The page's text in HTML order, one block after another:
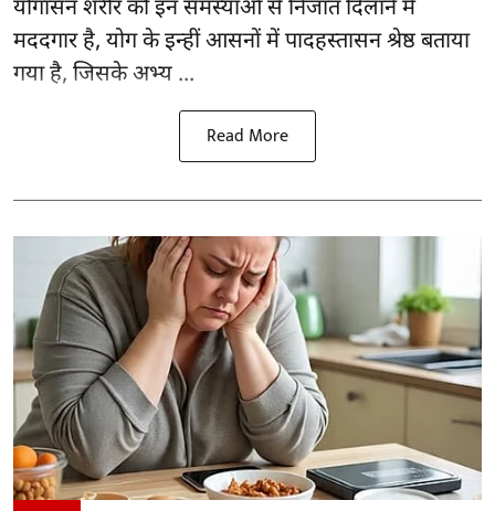
योगासनशरीर को इन समस्याओं से निजात दिलाने में
मददगार है, योग के इन्हीं आसनों में पादहस्तासन श्रेष्ठ बताया
गया है, जिसके अभ्य ...
Read More